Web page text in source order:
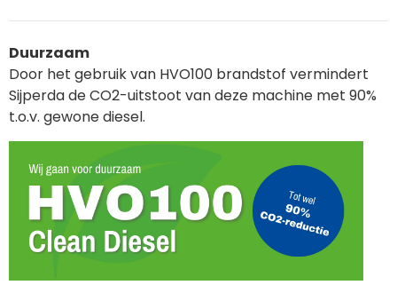
Duurzaam
Door het gebruik van HVO100 brandstof vermindert
Sijperda de CO2-uitstoot van deze machine met 90%
t.o.v. gewone diesel.